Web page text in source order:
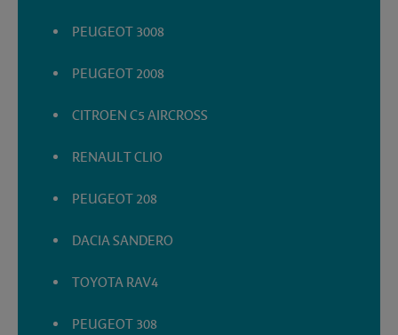
PEUGEOT 3008
PEUGEOT 2008
CITROEN C5 AIRCROSS
RENAULT CLIO
PEUGEOT 208
DACIA SANDERO
TOYOTA RAV4
PEUGEOT 308